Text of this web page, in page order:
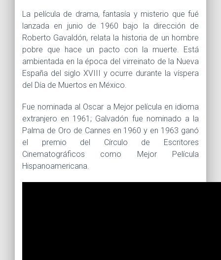
La película de drama, fantasía y misterio que fué
lanzada en junio de 1960 bajo la dirección de
Roberto Gavaldón, relata la historia de un hombre
pobre que hace un pacto con la muerte. Está
ambientada en la época del virreinato de la Nueva
España del siglo XVIII y ocurre durante la víspera
del Día de Muertos en México.
Fue nominada al Oscar a Mejor película en idioma
extranjero en 1961; Galvadón fue nominado a la
Palma de Oro de Cannes en 1960 y en 1963 ganó
el premio del Círculo de Escritores
Cinematográficos como Mejor Película
Hispanoamericana.